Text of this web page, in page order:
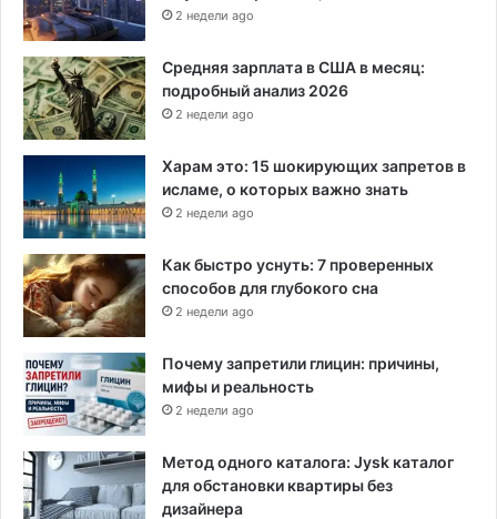
2 недели ago
Средняя зарплата в США в месяц:
подробный анализ 2026
2 недели ago
Харам это: 15 шокирующих запретов в
исламе, о которых важно знать
2 недели ago
Как быстро уснуть: 7 проверенных
способов для глубокого сна
2 недели ago
Почему запретили глицин: причины,
мифы и реальность
2 недели ago
Метод одного каталога: Jysk каталог
для обстановки квартиры без
дизайнера